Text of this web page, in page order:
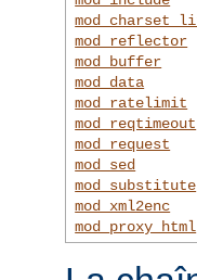
mod_reflector
mod_buffer
mod_data
mod_ratelimit
mod_reqtimeout
mod_request
mod_sed
mod_substitute
mod_xml2enc
mod_proxy_html